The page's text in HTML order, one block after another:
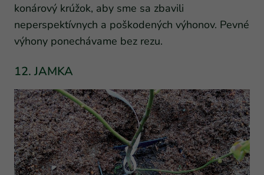
konárový krúžok, aby sme sa zbavili
neperspektívnych a poškodených výhonov. Pevné
výhony ponechávame bez rezu.
12. JAMKA